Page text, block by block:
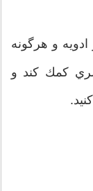
و هرگونه
كمك كند و